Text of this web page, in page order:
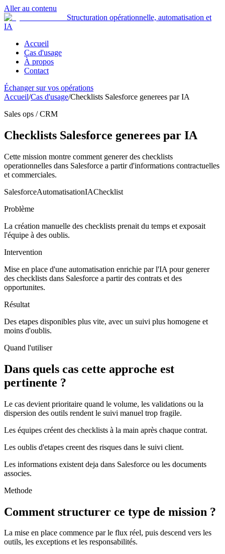
Aller au contenu
Structuration opérationnelle, automatisation et
IA
Accueil
Cas d'usage
À propos
Contact
Échanger sur vos opérations
Accueil/Cas d'usage/Checklists Salesforce generees par IA
Sales ops / CRM
Checklists Salesforce generees par IA
Cette mission montre comment generer des checklists
operationnelles dans Salesforce a partir d'informations contractuelles
et commerciales.
SalesforceAutomatisationIAChecklist
Problème
La création manuelle des checklists prenait du temps et exposait
l'équipe à des oublis.
Intervention
Mise en place d'une automatisation enrichie par l'IA pour generer
des checklists dans Salesforce a partir des contrats et des
opportunites.
Résultat
Des etapes disponibles plus vite, avec un suivi plus homogene et
moins d'oublis.
Quand l'utiliser
Dans quels cas cette approche est
pertinente ?
Le cas devient prioritaire quand le volume, les validations ou la
dispersion des outils rendent le suivi manuel trop fragile.
Les équipes créent des checklists à la main après chaque contrat.
Les oublis d'etapes creent des risques dans le suivi client.
Les informations existent deja dans Salesforce ou les documents
associes.
Methode
Comment structurer ce type de mission ?
La mise en place commence par le flux réel, puis descend vers les
outils, les exceptions et les responsabilités.